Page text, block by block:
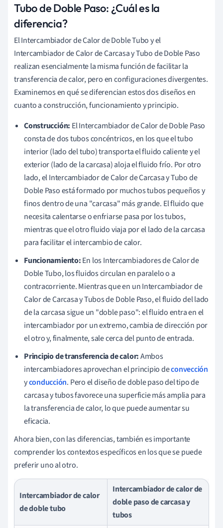
Tubo de Doble Paso: ¿Cuál es la
diferencia?
El Intercambiador de Calor de Doble Tubo y el
Intercambiador de Calor de Carcasa y Tubo de Doble Paso
realizan esencialmente la misma función de facilitar la
transferencia de calor, pero en configuraciones divergentes.
Examinemos en qué se diferencian estos dos diseños en
cuanto a construcción, funcionamiento y principio.
Construcción: El Intercambiador de Calor de Doble Paso
consta de dos tubos concéntricos, en los que el tubo
interior (lado del tubo) transporta el fluido caliente y el
exterior (lado de la carcasa) aloja el fluido frío. Por otro
lado, el Intercambiador de Calor de Carcasa y Tubo de
Doble Paso está formado por muchos tubos pequeños y
finos dentro de una "carcasa" más grande. El fluido que
necesita calentarse o enfriarse pasa por los tubos,
mientras que el otro fluido viaja por el lado de la carcasa
para facilitar el intercambio de calor.
Funcionamiento:En los Intercambiadores de Calor de
Doble Tubo, los fluidos circulan en paralelo o a
contracorriente. Mientras que en un Intercambiador de
Calor de Carcasa y Tubos de Doble Paso, el fluido del lado
de la carcasa sigue un "doble paso": el fluido entra en el
intercambiador por un extremo, cambia de dirección por
el otro y, finalmente, sale cerca del punto de entrada.
Principio de transferencia de calor:Ambos
intercambiadores aprovechan el principio deconvección
yconducción. Pero el diseño de doble paso del tipo de
carcasa y tubos favorece una superficie más amplia para
la transferencia de calor, lo que puede aumentar su
eficacia.
Ahora bien, con las diferencias, también es importante
comprender los contextos específicos en los que se puede
preferir uno al otro.
Intercambiador de calor
de doble tubo
Intercambiador de calor de
doble paso de carcasa y
tubos